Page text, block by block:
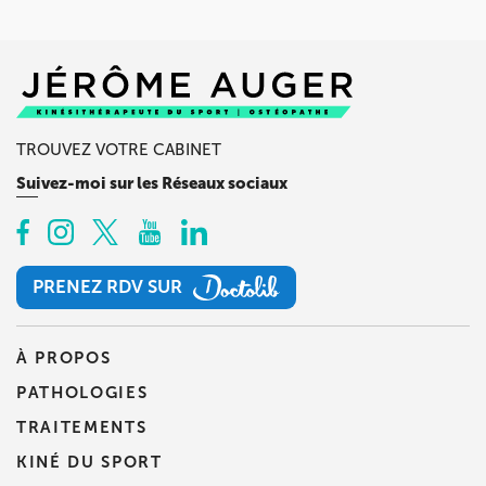
TROUVEZ VOTRE CABINET
Suivez-moi sur les Réseaux sociaux
PRENEZ RDV SUR
PRENEZ RDV SUR
À PROPOS
PATHOLOGIES
TRAITEMENTS
KINÉ DU SPORT